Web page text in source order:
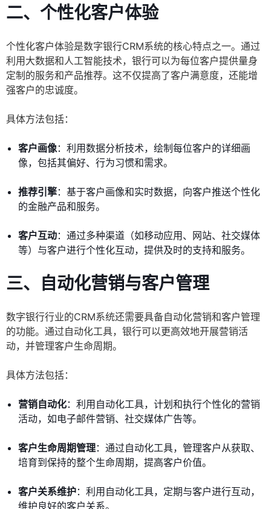
二、个性化客户体验
个性化客户体验是数字银行CRM系统的核心特点之一。通过
利用大数据和人工智能技术，银行可以为每位客户提供量身
定制的服务和产品推荐。这不仅提高了客户满意度，还能增
强客户的忠诚度。
具体方法包括：
客户画像：利用数据分析技术，绘制每位客户的详细画
像，包括其偏好、行为习惯和需求。
推荐引擎：基于客户画像和实时数据，向客户推送个性化
的金融产品和服务。
客户互动：通过多种渠道（如移动应用、网站、社交媒体
等）与客户进行个性化互动，提供及时的支持和服务。
三、自动化营销与客户管理
数字银行行业的CRM系统还需要具备自动化营销和客户管理
的功能。通过自动化工具，银行可以更高效地开展营销活
动，并管理客户生命周期。
具体方法包括：
营销自动化：利用自动化工具，计划和执行个性化的营销
活动，如电子邮件营销、社交媒体广告等。
客户生命周期管理：通过自动化工具，管理客户从获取、
培育到保持的整个生命周期，提高客户价值。
客户关系维护：利用自动化工具，定期与客户进行互动，
维护良好的客户关系。